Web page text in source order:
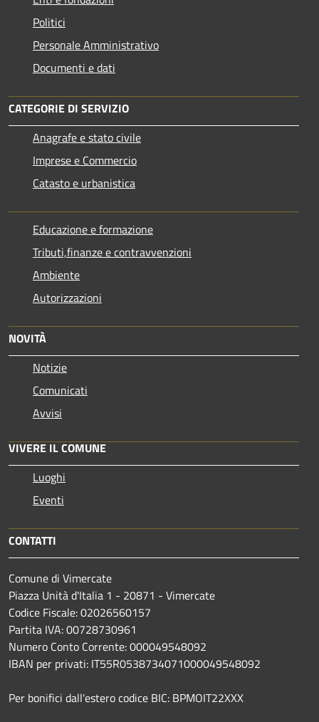
Politici
Personale Amministrativo
Documenti e dati
CATEGORIE DI SERVIZIO
Anagrafe e stato civile
Imprese e Commercio
Catasto e urbanistica
Educazione e formazione
Tributi,finanze e contravvenzioni
Ambiente
Autorizzazioni
NOVITÀ
Notizie
Comunicati
Avvisi
VIVERE IL COMUNE
Luoghi
Eventi
CONTATTI
Comune di Vimercate
Piazza Unità d'Italia 1 - 20871 - Vimercate
Codice Fiscale: 02026560157
Partita IVA: 00728730961
Numero Conto Corrente: 000049548092
IBAN per privati: IT55R0538734071000049548092
Per bonifici dall'estero codice BIC: BPMOIT22XXX